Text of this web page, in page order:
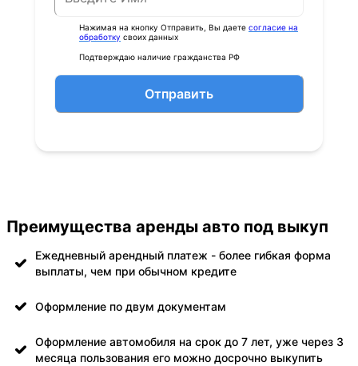
Нажимая на кнопку Отправить, Вы даете согласие на
обработку своих данных
Подтверждаю наличие гражданства РФ
Отправить
Преимущества аренды авто под выкуп
Ежедневный арендный платеж - более гибкая форма
выплаты, чем при обычном кредите
Оформление по двум документам
Оформление автомобиля на срок до 7 лет, уже через 3
месяца пользования его можно досрочно выкупить